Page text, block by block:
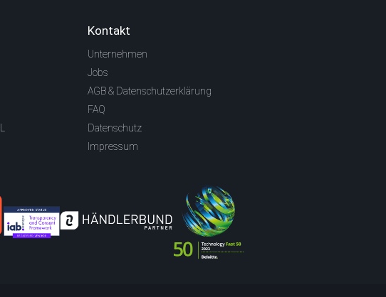
Kontakt
Unternehmen
Jobs
AGB & Datenschutzerklärung
FAQ
Datenschutz
Impressum